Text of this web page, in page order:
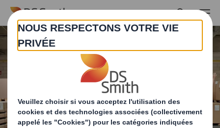
Skip to main content